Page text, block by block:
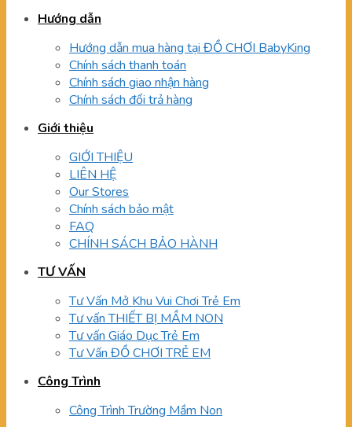
Hướng dẫn
Hướng dẫn mua hàng tại ĐỒ CHƠI BabyKing
Chính sách thanh toán
Chính sách giao nhận hàng
Chính sách đổi trả hàng
Giới thiệu
GIỚI THIỆU
LIÊN HỆ
Our Stores
Chính sách bảo mật
FAQ
CHÍNH SÁCH BẢO HÀNH
TƯ VẤN
Tư Vấn Mở Khu Vui Chơi Trẻ Em
Tư vấn THIẾT BỊ MẦM NON
Tư vấn Giáo Dục Trẻ Em
Tư Vấn ĐỒ CHƠI TRẺ EM
Công Trình
Công Trình Trường Mầm Non